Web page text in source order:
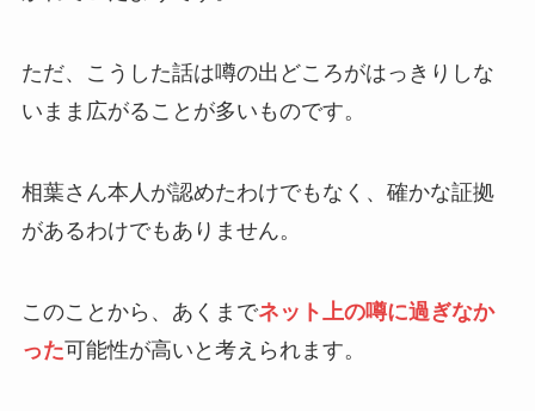
ただ、こうした話は噂の出どころがはっきりしな
いまま広がることが多いものです。
相葉さん本人が認めたわけでもなく、確かな証拠
があるわけでもありません。
このことから、あくまでネット上の噂に過ぎなか
った可能性が高いと考えられます。